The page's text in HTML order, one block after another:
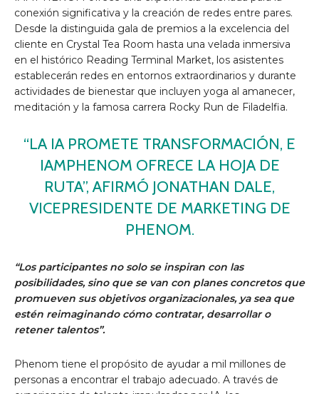
conexión significativa y la creación de redes entre pares.
Desde la distinguida gala de premios a la excelencia del
cliente en Crystal Tea Room hasta una velada inmersiva
en el histórico Reading Terminal Market, los asistentes
establecerán redes en entornos extraordinarios y durante
actividades de bienestar que incluyen yoga al amanecer,
meditación y la famosa carrera Rocky Run de Filadelfia.
“LA IA PROMETE TRANSFORMACIÓN, E
IAMPHENOM OFRECE LA HOJA DE
RUTA”, AFIRMÓ JONATHAN DALE,
VICEPRESIDENTE DE MARKETING DE
PHENOM.
“Los participantes no solo se inspiran con las
posibilidades, sino que se van con planes concretos que
promueven sus objetivos organizacionales, ya sea que
estén reimaginando cómo contratar, desarrollar o
retener talentos”.
Phenom tiene el propósito de ayudar a mil millones de
personas a encontrar el trabajo adecuado. A través de